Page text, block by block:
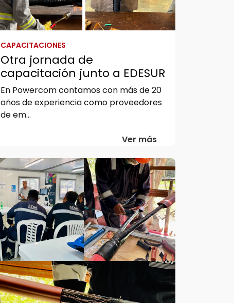
CAPACITACIONES
Otra jornada de
capacitación junto a EDESUR
En Powercom contamos con más de 20
años de experiencia como proveedores
de em...
Ver más